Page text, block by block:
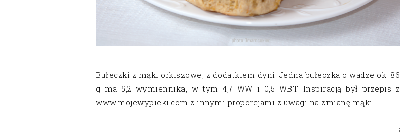
Bułeczki z mąki orkiszowej z dodatkiem dyni. Jedna bułeczka o wadze ok. 86
g ma 5,2 wymiennika, w tym 4,7 WW i 0,5 WBT. Inspiracją był przepis z
www.mojewypieki.com z innymi proporcjami z uwagi na zmianę mąki.